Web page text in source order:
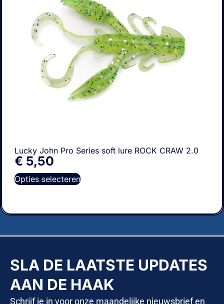
Lucky John Pro Series soft lure ROCK CRAW 2.0
€ 5,50
Opties selecteren
SLA DE LAATSTE UPDATES
AAN DE HAAK
Schrijf je in voor onze maandelijke nieuwsbrief en